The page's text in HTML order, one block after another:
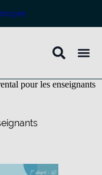
pour les enseignants